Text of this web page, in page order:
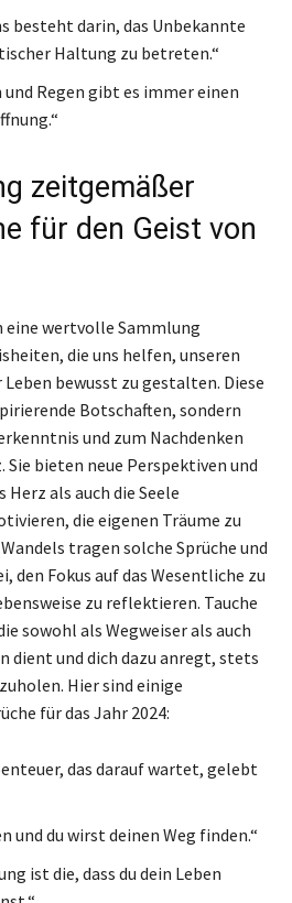
besteht darin, das Unbekannte
Haltung zu betreten.“
Regen gibt es immer einen
zeitgemäßer
für den Geist von
eine wertvolle Sammlung
die uns helfen, unseren
Leben bewusst zu gestalten. Diese
Botschaften, sondern
und zum Nachdenken
Sie bieten neue Perspektiven und
als auch die Seele
die eigenen Träume zu
tragen solche Sprüche und
den Fokus auf das Wesentliche zu
zu reflektieren. Tauche
sowohl als Wegweiser als auch
dient und dich dazu anregt, stets
Hier sind einige
für das Jahr 2024:
das darauf wartet, gelebt
und du wirst deinen Weg finden.“
ist die, dass du dein Leben